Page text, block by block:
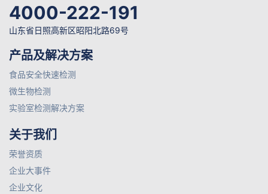
4000-222-191
山东省日照高新区昭阳北路69号
产品及解决方案
食品安全快速检测
微生物检测
实验室检测解决方案
关于我们
荣誉资质
企业大事件
企业文化